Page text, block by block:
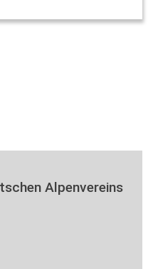
Alpenvereins